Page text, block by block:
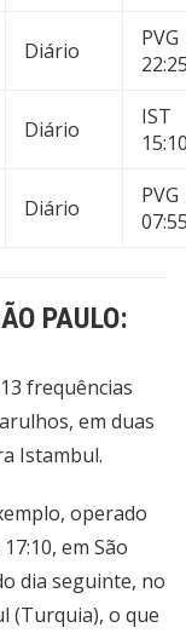
Diário
PVG
Diário
IST
Diário
PVG
PAULO:
frequências
em duas
Istambul.
operado
em São
dia seguinte, no
(Turquia), o que